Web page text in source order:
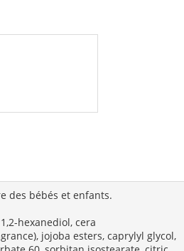
des bébés et enfants.
hexanediol, cera
jojoba esters, caprylyl glycol,